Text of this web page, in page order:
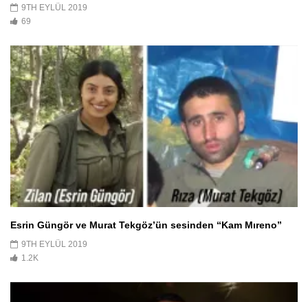
9TH EYLÜL 2019
69
Esrin Güngör ve Murat Tekgöz’ün sesinden “Kam Mıreno”
9TH EYLÜL 2019
1.2K